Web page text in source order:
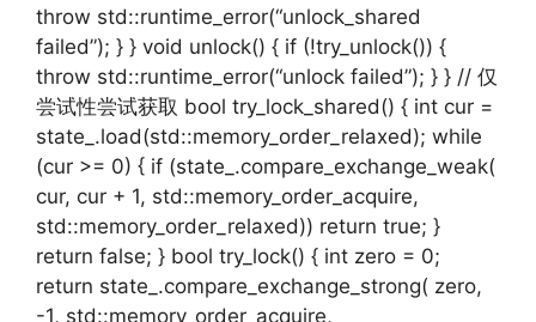
throw std::runtime_error(“unlock_shared
failed”); } } void unlock() { if (!try_unlock()) {
throw std::runtime_error(“unlock failed”); } } // 仅
尝试性尝试获取 bool try_lock_shared() { int cur =
state_.load(std::memory_order_relaxed); while
(cur >= 0) { if (state_.compare_exchange_weak(
cur, cur + 1, std::memory_order_acquire,
std::memory_order_relaxed)) return true; }
return false; } bool try_lock() { int zero = 0;
return state_.compare_exchange_strong( zero,
-1, std::memory_order_acquire,